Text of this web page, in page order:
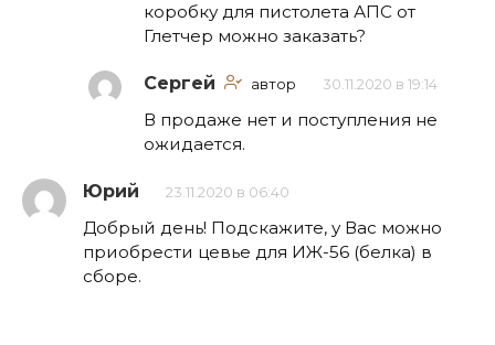
коробку для пистолета АПС от
Глетчер можно заказать?
Сергей автор 30.11.2020 в 19:14
В продаже нет и поступления не
ожидается.
Юрий 23.11.2020 в 06:40
Добрый день! Подскажите, у Вас можно
приобрести цевье для ИЖ-56 (белка) в
сборе.